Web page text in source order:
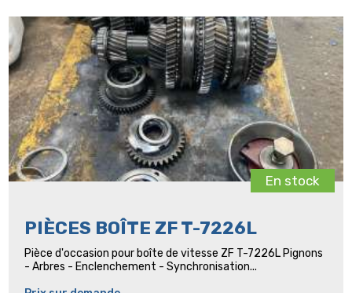
En stock
PIÈCES BOÎTE ZF T-7226L
Pièce d'occasion pour boîte de vitesse ZF T-7226L Pignons
- Arbres - Enclenchement - Synchronisation...